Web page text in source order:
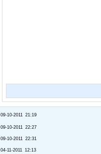
09-10-2011 21:19
09-10-2011 22:27
09-10-2011 22:31
04-11-2011 12:13